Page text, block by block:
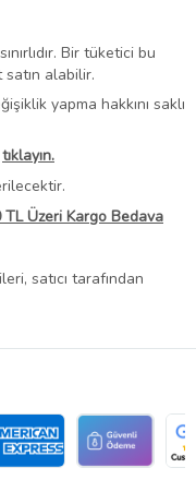
Bir tüketici bu
alabilir.
yapma hakkını saklı
tıklayın.
TL Üzeri Kargo Bedava
satıcı tarafından